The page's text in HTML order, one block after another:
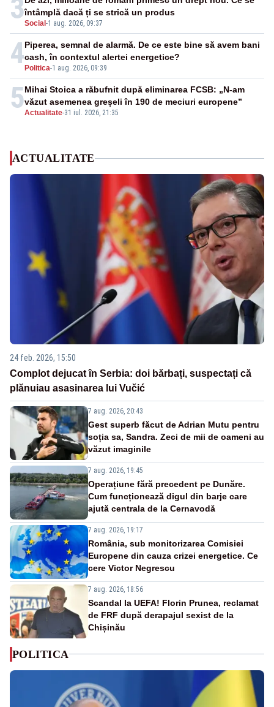
3Social -1 aug. 2026, 09:37
întâmplă dacă ți se strică un produs
4 Politica-1 aug. 2026, 09:39
Piperea, semnal de alarmă. De ce este bine să avem bani
cash, în contextul alertei energetice?
5Actualitate-31 iul. 2026, 21:35
Mihai Stoica a răbufnit după eliminarea FCSB: „N-am
văzut asemenea greșeli în 190 de meciuri europene”
ACTUALITATE
24 feb. 2026, 15:50
Complot dejucat în Serbia: doi bărbați, suspectați că
plănuiau asasinarea lui Vučić
7 aug. 2026, 20:43
Gest superb făcut de Adrian Mutu pentru
soția sa, Sandra. Zeci de mii de oameni au
văzut imaginile
7 aug. 2026, 19:45
Operațiune fără precedent pe Dunăre.
Cum funcționează digul din barje care
ajută centrala de la Cernavodă
7 aug. 2026, 19:17
România, sub monitorizarea Comisiei
Europene din cauza crizei energetice. Ce
cere Victor Negrescu
7 aug. 2026, 18:56
Scandal la UEFA! Florin Prunea, reclamat
de FRF după derapajul sexist de la
Chișinău
POLITICA